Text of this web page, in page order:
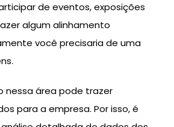
de eventos, exposições
algum alinhamento
você precisaria de uma
nessa área pode trazer
para a empresa. Por isso, é